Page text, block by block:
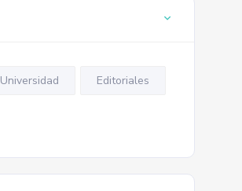
Universidad Editoriales